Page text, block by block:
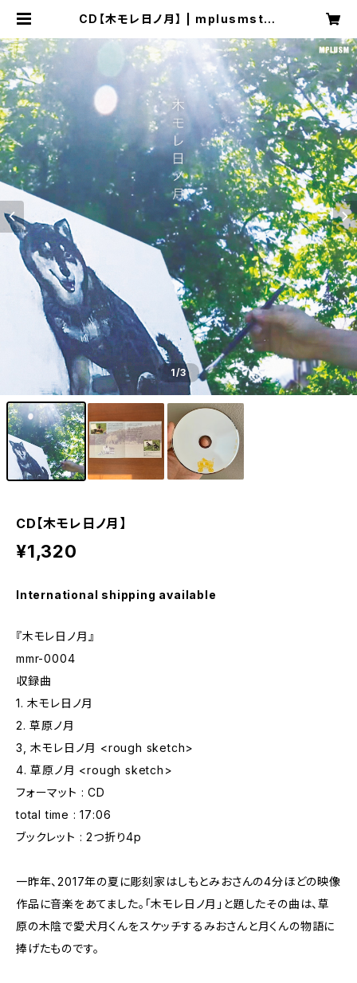
CD【木モレ日ノ月】 | mplusmstor
1/3
CD【木モレ日ノ月】
¥1,320
International shipping available
『木モレ日ノ月』
mmr-0004
収録曲
1. 木モレ日ノ月
2. 草原ノ月
3, 木モレ日ノ月 <rough sketch>
4. 草原ノ月 <rough sketch>
フォーマット : CD
total time : 17:06
ブックレット : 2つ折り4p
一昨年、2017年の夏に彫刻家はしもとみおさんの4分ほどの映像
作品に音楽をあてました。「木モレ日ノ月」と題したその曲は、草
原の木陰で愛犬月くんをスケッチするみおさんと月くんの物語に
捧げたものです。